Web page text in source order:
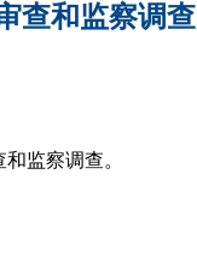
查和监察调查
监察调查。